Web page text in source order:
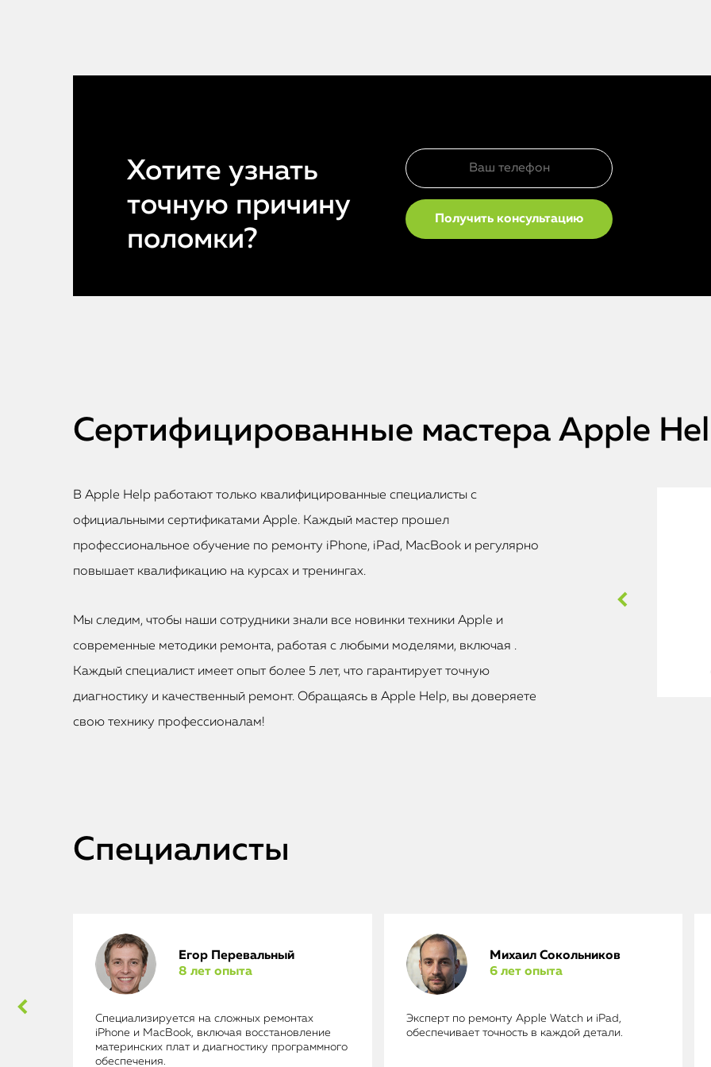
Хотите узнать
точную причину
поломки?
Сертифицированные мастера Apple
В Apple Help работают только квалифицированные специалисты с
официальными сертификатами Apple. Каждый мастер прошел
профессиональное обучение по ремонту iPhone, iPad, MacBook и регулярно
повышает квалификацию на курсах и тренингах.
Мы следим, чтобы наши сотрудники знали все новинки техники Apple и
современные методики ремонта, работая с любыми моделями, включая .
Каждый специалист имеет опыт более 5 лет, что гарантирует точную
диагностику и качественный ремонт. Обращаясь в Apple Help, вы доверяете
свою технику профессионалам!
Специалисты
Егор Перевальный
8 лет опыта
Специализируется на сложных ремонтах
iPhone и MacBook, включая восстановление
материнских плат и диагностику программного
обеспечения.
Михаил Сокольников
6 лет опыта
Эксперт по ремонту Apple Watch и iPad,
обеспечивает точность в каждой детали.